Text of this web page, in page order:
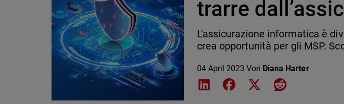
trarre
L'assicurazione informatica è
crea opportunità per gli MSP.
04 April 2023 Von Diana Harter
Share on LinkedIn
Share on Facebook
Share on XShare on Reddit